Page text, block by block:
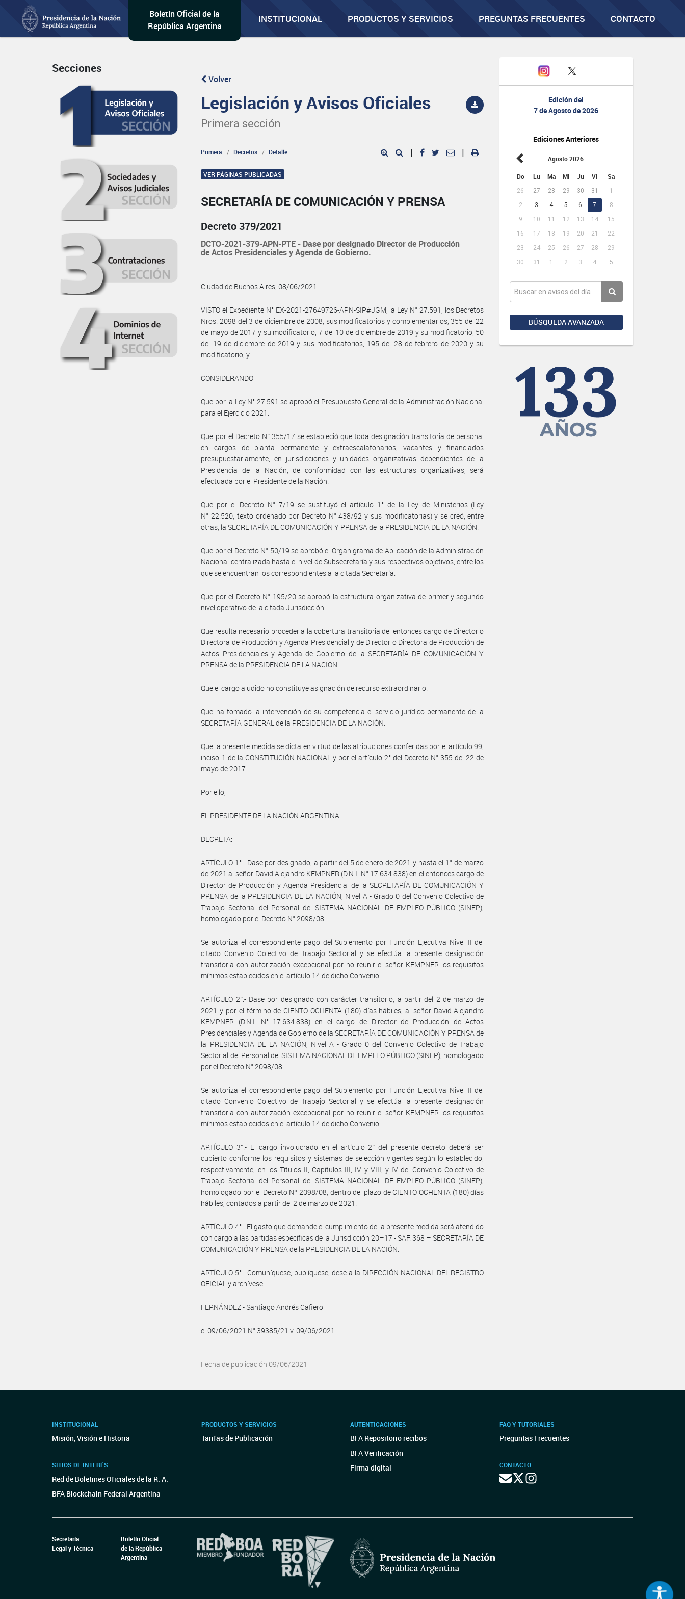
Boletín Oficial de la
República Argentina
INSTITUCIONAL PRODUCTOS Y SERVICIOS PREGUNTAS FRECUENTES CONTACTO
Edición del
7 de Agosto de 2026
Ediciones Anteriores
Agosto 2026
Do Lu Ma Mi Ju Vi Sa
26 27 28 29 30 31
1
2
3 4 5 6 7
8
9
10 11 12 13 14
15
16
17 18 19 20 21
22
23
24 25 26 27 28
29
30
31 1 2 3 4 5
BÚSQUEDA AVANZADA
Secciones
Volver
Legislación y Avisos Oficiales
Primera sección
Primera Decretos Detalle | |
VER PÁGINAS PUBLICADAS
SECRETARÍA DE COMUNICACIÓN Y PRENSA
Decreto 379/2021
DCTO-2021-379-APN-PTE - Dase por designado Director de Producción
de Actos Presidenciales y Agenda de Gobierno.
Ciudad de Buenos Aires, 08/06/2021
VISTO el Expediente N° EX-2021-27649726-APN-SIP#JGM, la Ley N° 27.591, los Decretos
Nros. 2098 del 3 de diciembre de 2008, sus modificatorios y complementarios, 355 del 22
de mayo de 2017 y su modificatorio, 7 del 10 de diciembre de 2019 y su modificatorio, 50
del 19 de diciembre de 2019 y sus modificatorios, 195 del 28 de febrero de 2020 y su
modificatorio, y
CONSIDERANDO:
Que por la Ley N° 27.591 se aprobó el Presupuesto General de la Administración Nacional
para el Ejercicio 2021.
Que por el Decreto N° 355/17 se estableció que toda designación transitoria de personal
en cargos de planta permanente y extraescalafonarios, vacantes y financiados
presupuestariamente, en jurisdicciones y unidades organizativas dependientes de la
Presidencia de la Nación, de conformidad con las estructuras organizativas, será
efectuada por el Presidente de la Nación.
Que por el Decreto N° 7/19 se sustituyó el artículo 1° de la Ley de Ministerios (Ley
N° 22.520, texto ordenado por Decreto N° 438/92 y sus modificatorias) y se creó, entre
otras, la SECRETARÍA DE COMUNICACIÓN Y PRENSA de la PRESIDENCIA DE LA NACIÓN.
Que por el Decreto N° 50/19 se aprobó el Organigrama de Aplicación de la Administración
Nacional centralizada hasta el nivel de Subsecretaría y sus respectivos objetivos, entre los
que se encuentran los correspondientes a la citada Secretaría.
Que por el Decreto N° 195/20 se aprobó la estructura organizativa de primer y segundo
nivel operativo de la citada Jurisdicción.
Que resulta necesario proceder a la cobertura transitoria del entonces cargo de Director o
Directora de Producción y Agenda Presidencial y de Director o Directora de Producción de
Actos Presidenciales y Agenda de Gobierno de la SECRETARÍA DE COMUNICACIÓN Y
PRENSA de la PRESIDENCIA DE LA NACION.
Que el cargo aludido no constituye asignación de recurso extraordinario.
Que ha tomado la intervención de su competencia el servicio jurídico permanente de la
SECRETARÍA GENERAL de la PRESIDENCIA DE LA NACIÓN.
Que la presente medida se dicta en virtud de las atribuciones conferidas por el artículo 99,
inciso 1 de la CONSTITUCIÓN NACIONAL y por el artículo 2° del Decreto N° 355 del 22 de
mayo de 2017.
Por ello,
EL PRESIDENTE DE LA NACIÓN ARGENTINA
DECRETA:
ARTÍCULO 1°.- Dase por designado, a partir del 5 de enero de 2021 y hasta el 1° de marzo
de 2021 al señor David Alejandro KEMPNER (D.N.I. N° 17.634.838) en el entonces cargo de
Director de Producción y Agenda Presidencial de la SECRETARÍA DE COMUNICACIÓN Y
PRENSA de la PRESIDENCIA DE LA NACIÓN, Nivel A - Grado 0 del Convenio Colectivo de
Trabajo Sectorial del Personal del SISTEMA NACIONAL DE EMPLEO PÚBLICO (SINEP),
homologado por el Decreto N° 2098/08.
Se autoriza el correspondiente pago del Suplemento por Función Ejecutiva Nivel II del
citado Convenio Colectivo de Trabajo Sectorial y se efectúa la presente designación
transitoria con autorización excepcional por no reunir el señor KEMPNER los requisitos
mínimos establecidos en el artículo 14 de dicho Convenio.
ARTÍCULO 2°.- Dase por designado con carácter transitorio, a partir del 2 de marzo de
2021 y por el término de CIENTO OCHENTA (180) días hábiles, al señor David Alejandro
KEMPNER (D.N.I. N° 17.634.838) en el cargo de Director de Producción de Actos
Presidenciales y Agenda de Gobierno de la SECRETARÍA DE COMUNICACIÓN Y PRENSA de
la PRESIDENCIA DE LA NACIÓN, Nivel A - Grado 0 del Convenio Colectivo de Trabajo
Sectorial del Personal del SISTEMA NACIONAL DE EMPLEO PÚBLICO (SINEP), homologado
por el Decreto N° 2098/08.
Se autoriza el correspondiente pago del Suplemento por Función Ejecutiva Nivel II del
citado Convenio Colectivo de Trabajo Sectorial y se efectúa la presente designación
transitoria con autorización excepcional por no reunir el señor KEMPNER los requisitos
mínimos establecidos en el artículo 14 de dicho Convenio.
ARTÍCULO 3°.- El cargo involucrado en el artículo 2° del presente decreto deberá ser
cubierto conforme los requisitos y sistemas de selección vigentes según lo establecido,
respectivamente, en los Títulos II, Capítulos III, IV y VIII, y IV del Convenio Colectivo de
Trabajo Sectorial del Personal del SISTEMA NACIONAL DE EMPLEO PÚBLICO (SINEP),
homologado por el Decreto Nº 2098/08, dentro del plazo de CIENTO OCHENTA (180) días
hábiles, contados a partir del 2 de marzo de 2021.
ARTÍCULO 4°.- El gasto que demande el cumplimiento de la presente medida será atendido
con cargo a las partidas específicas de la Jurisdicción 20–17 - SAF. 368 – SECRETARÍA DE
COMUNICACIÓN Y PRENSA de la PRESIDENCIA DE LA NACIÓN.
ARTÍCULO 5°.- Comuníquese, publíquese, dese a la DIRECCIÓN NACIONAL DEL REGISTRO
OFICIAL y archívese.
FERNÁNDEZ - Santiago Andrés Cafiero
e. 09/06/2021 N° 39385/21 v. 09/06/2021
Fecha de publicación 09/06/2021
INSTITUCIONAL
Misión, Visión e Historia
SITIOS DE INTERÉS
Red de Boletines Oficiales de la R. A.
BFA Blockchain Federal Argentina
PRODUCTOS Y SERVICIOS
Tarifas de Publicación
AUTENTICACIONES
BFA Repositorio recibos
BFA Verificación
Firma digital
FAQ Y TUTORIALES
Preguntas Frecuentes
CONTACTO
Secretaría
Legal y Técnica
Boletín Oficial
de la República
Argentina